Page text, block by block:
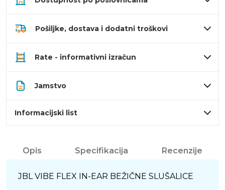
Pošiljke, dostava i dodatni troškovi
Rate - informativni izračun
Jamstvo
Informacijski list
Opis Specifikacija Recenzije
JBL VIBE FLEX IN-EAR BEŽIČNE SLUŠALICE